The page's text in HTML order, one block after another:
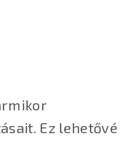
Ez lehetővé